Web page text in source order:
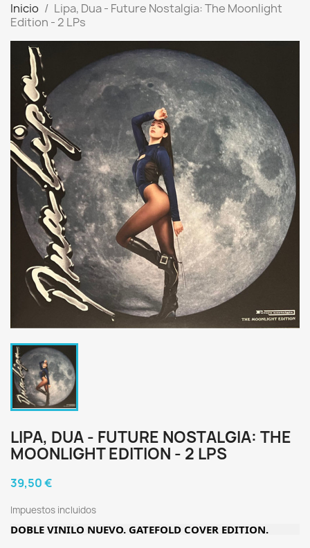
Inicio
Lipa, Dua - Future Nostalgia: The Moonlight
Edition - 2 LPs
LIPA, DUA - FUTURE NOSTALGIA: THE
MOONLIGHT EDITION - 2 LPS
39,50 €
Impuestos incluidos
DOBLE VINILO NUEVO. GATEFOLD COVER EDITION.